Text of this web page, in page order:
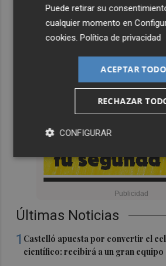
Últimas Noticias
1 Castelló apuesta por convertir el
científico: recibirá a un gran equipo
Puede retirar su
cualquier momento en
cookies.Política de privacidad
ACEPTAR TODO
RECHAZAR
CONFIGURAR